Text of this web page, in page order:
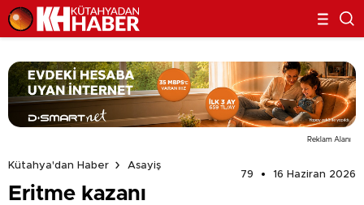
Reklam Alanı
Kütahya'dan Haber
Asayiş
79
16 Haziran 2026
Eritme kazanı